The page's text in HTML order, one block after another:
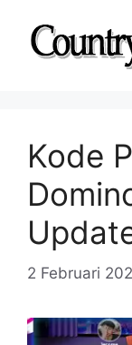
Kode
2 Februari